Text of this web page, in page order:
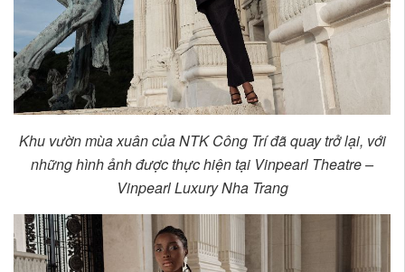
Khu vườn mùa xuân của NTK Công Trí đã quay trở lại, với
những hình ảnh được thực hiện tại Vinpearl Theatre –
Vinpearl Luxury Nha Trang